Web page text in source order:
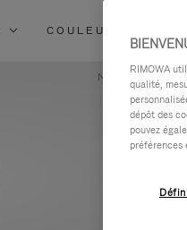
COULEUR
Nouveauté
RIMOWA
qualité,
dépôt des
pouvez
préférences